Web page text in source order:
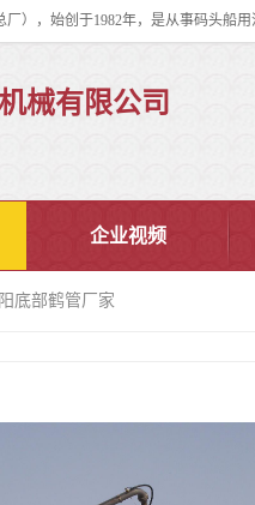
械有限公司
企业视频
底部鹤管厂家